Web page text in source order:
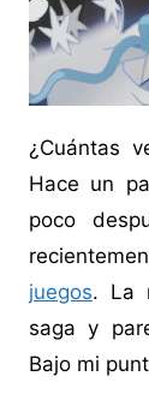
¿Cuántas
Hace un
poco
juegos. La
saga y
Bajo mi